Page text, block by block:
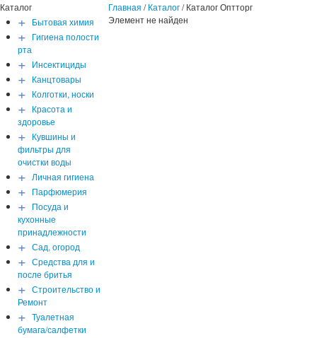
Каталог
+ Бытовая химия
+ Гигиена полости
рта
+ Инсектициды
+ Канцтовары
+ Колготки, носки
+ Красота и
здоровье
+ Кувшины и
фильтры для
очистки воды
+ Личная гигиена
+ Парфюмерия
+ Посуда и
кухонные
принадлежности
+ Сад, огород
+ Средства для и
после бритья
+ Строительство и
Ремонт
+ Туалетная
бумага/салфетки
Главная /Каталог/Каталог Оптторг
Элемент не найден